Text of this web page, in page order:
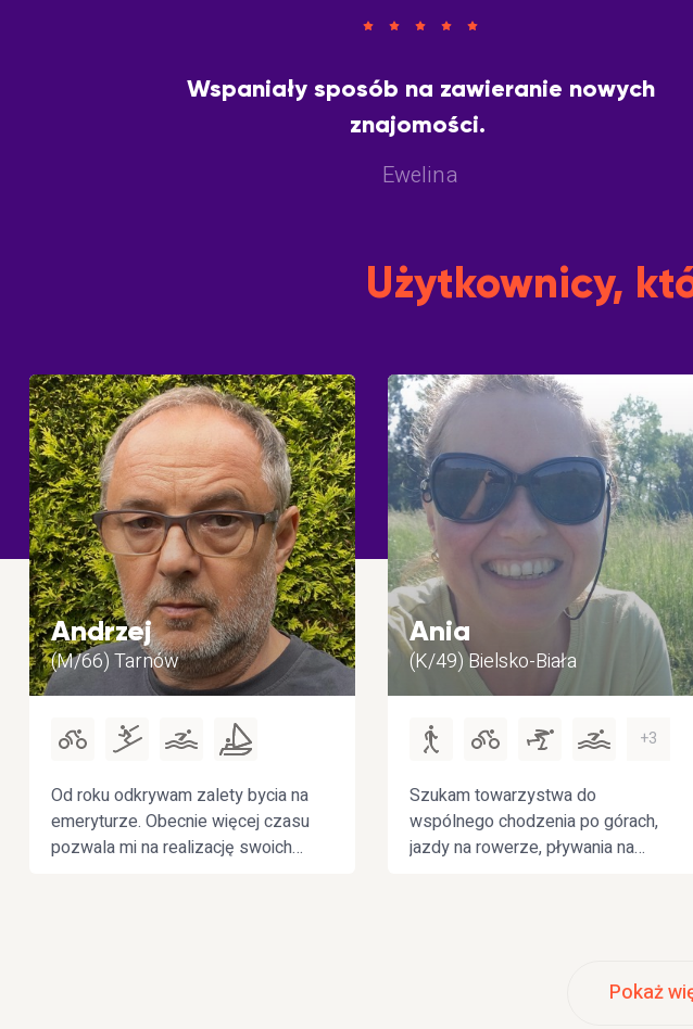
Wspaniały sposób na zawieranie nowych
znajomości.
Ewelina
Użytkownicy,
Andrzej
(M/66) Tarnów
Od roku odkrywam zalety bycia na
emeryturze. Obecnie więcej czasu
pozwala mi na realizację swoich
Ania
(K/49) Bielsko-Biała
+3
Szukam towarzystwa do
wspólnego chodzenia po górach,
jazdy na rowerze, pływania na
Pokaż